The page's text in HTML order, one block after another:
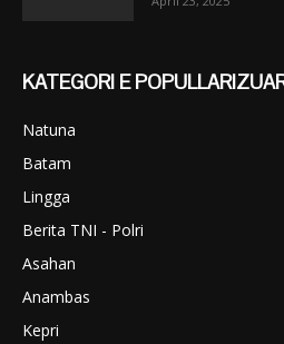
KATEGORI E
Natuna
Batam
Lingga
Berita TNI - Polri
Asahan
Anambas
Kepri